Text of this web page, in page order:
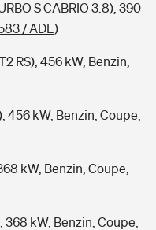
S CABRIO 3.8), 390
/ ADE)
RS), 456 kW, Benzin,
456 kW, Benzin, Coupe,
kW, Benzin, Coupe,
368 kW, Benzin, Coupe,